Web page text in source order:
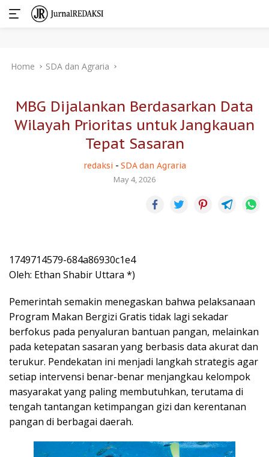
Home SDA dan Agraria
MBG Dijalankan Berdasarkan Data
Wilayah Prioritas untuk Jangkauan
Tepat Sasaran
redaksi - SDA dan Agraria
May 4, 2026
1749714579-684a86930c1e4
Oleh: Ethan Shabir Uttara *)
Pemerintah semakin menegaskan bahwa pelaksanaan
Program Makan Bergizi Gratis tidak lagi sekadar
berfokus pada penyaluran bantuan pangan, melainkan
pada ketepatan sasaran yang berbasis data akurat dan
terukur. Pendekatan ini menjadi langkah strategis agar
setiap intervensi benar-benar menjangkau kelompok
masyarakat yang paling membutuhkan, terutama di
tengah tantangan ketimpangan gizi dan kerentanan
pangan di berbagai daerah.